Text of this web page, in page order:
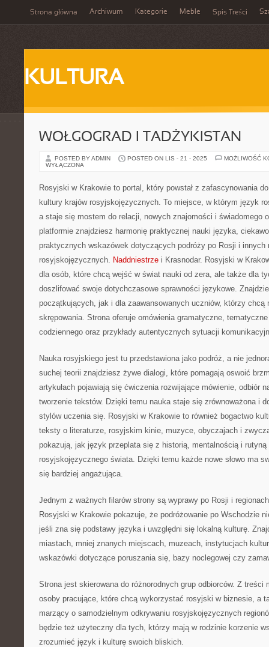
Strona główna Archiwum Kategorie Meble Spis Treści
KULTURA
WOŁGOGRAD I TADŻYKISTAN
POSTED BY ADMIN POSTED ON LIS - 21 - 2025
MOŻLIWOŚĆ
WYŁĄCZONA
Rosyjski w Krakowie to portal, który powstał z zafascynowania
kultury krajów rosyjskojęzycznych. To miejsce, w którym język
a staje się mostem do relacji, nowych znajomości i świadomego
platformie znajdziesz harmonię praktycznej nauki języka,
praktycznych wskazówek dotyczących podróży po Rosji i innych
rosyjskojęzycznych. Naddniestrze i Krasnodar. Rosyjski w
dla osób, które chcą wejść w świat nauki od zera, ale także dla
doszlifować swoje dotychczasowe sprawności językowe.
początkujących, jak i dla zaawansowanych uczniów, którzy chcą
skrępowania. Strona oferuje omówienia gramatyczne,
codziennego oraz przykłady autentycznych sytuacji
Nauka rosyjskiego jest tu przedstawiona jako podróż, a nie
suchej teorii znajdziesz żywe dialogi, które pomagają oswoić
artykułach pojawiają się ćwiczenia rozwijające mówienie, odbiór
tworzenie tekstów. Dzięki temu nauka staje się zrównoważona i
stylów uczenia się. Rosyjski w Krakowie to również bogactwo
teksty o literaturze, rosyjskim kinie, muzyce, obyczajach i
pokazują, jak język przeplata się z historią, mentalnością i
rosyjskojęzycznego świata. Dzięki temu każde nowe słowo ma
się bardziej angażująca.
Jednym z ważnych filarów strony są wyprawy po Rosji i
Rosyjski w Krakowie pokazuje, że podróżowanie po Wschodzie
jeśli zna się podstawy języka i uwzględni się lokalną kulturę.
miastach, mniej znanych miejscach, muzeach, instytucjach
wskazówki dotyczące poruszania się, bazy noclegowej czy
Strona jest skierowana do różnorodnych grup odbiorców. Z treści
osoby pracujące, które chcą wykorzystać rosyjski w biznesie, a
marzący o samodzielnym odkrywaniu rosyjskojęzycznych
będzie też użyteczny dla tych, którzy mają w rodzinie korzenie
zrozumieć język i kulturę swoich bliskich.